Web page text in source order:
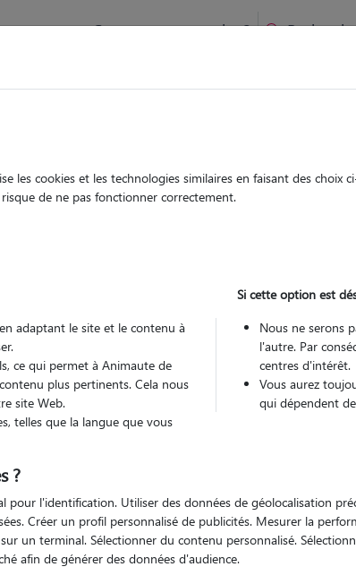
Comment ça marche ?
Pet Sitter
Promenades
les cookies et les technologies similaires en faisant des choix
de ne pas fonctionner correctement.
adaptant le site et le contenu à
ce qui permet à Animaute de
plus pertinents. Cela nous
site Web.
telles que la langue que vous
Si cette option est
Nous ne serons
l'autre. Par
centres d'intérêt.
Vous aurez
qui dépendent
?
pour l'identification. Utiliser des données de géolocalisation
Créer un profil personnalisé de publicités. Mesurer la
un terminal. Sélectionner du contenu personnalisé.
afin de générer des données d'audience.